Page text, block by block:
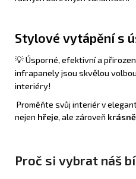
Stylové vytápění s
💡 Úsporné, efektivní a
infrapanely jsou skvělou
interiéry!
Proměňte svůj interiér v
nejen hřeje, ale zároveň
Proč si vybrat náš